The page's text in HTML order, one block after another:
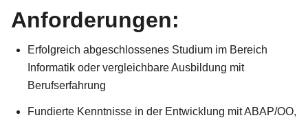
Anforderungen:
Erfolgreich abgeschlossenes Studium im Bereich
Informatik oder vergleichbare Ausbildung mit
Berufserfahrung
Fundierte Kenntnisse in der Entwicklung mit ABAP/OO,